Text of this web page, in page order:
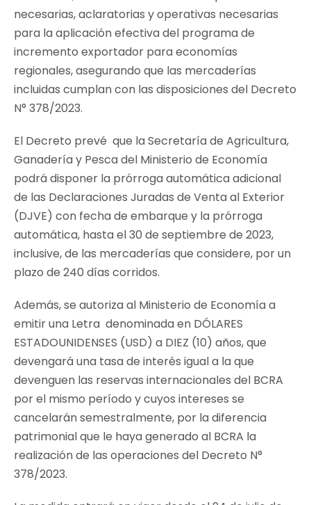
necesarias, aclaratorias y operativas necesarias
para la aplicación efectiva del programa de
incremento exportador para economías
regionales, asegurando que las mercaderías
incluidas cumplan con las disposiciones del Decreto
N° 378/2023.
El Decreto prevé que la Secretaría de Agricultura,
Ganadería y Pesca del Ministerio de Economía
podrá disponer la prórroga automática adicional
de las Declaraciones Juradas de Venta al Exterior
(DJVE) con fecha de embarque y la prórroga
automática, hasta el 30 de septiembre de 2023,
inclusive, de las mercaderías que considere, por un
plazo de 240 días corridos.
Además, se autoriza al Ministerio de Economía a
emitir una Letra denominada en DÓLARES
ESTADOUNIDENSES (USD) a DIEZ (10) años, que
devengará una tasa de interés igual a la que
devenguen las reservas internacionales del BCRA
por el mismo período y cuyos intereses se
cancelarán semestralmente, por la diferencia
patrimonial que le haya generado al BCRA la
realización de las operaciones del Decreto N°
378/2023.